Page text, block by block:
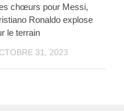
chœurs pour Messi,
Ronaldo explose
le terrain
31, 2023